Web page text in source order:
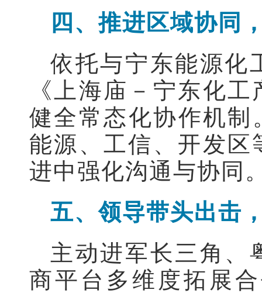
四、推进区域协同
依托与宁东能源化
《上海庙－宁东化
健全常态化协作机
能源、工信、开发
进中强化沟通与协同
五、领导带头出击
主动进军长三角、
商平台多维度拓展